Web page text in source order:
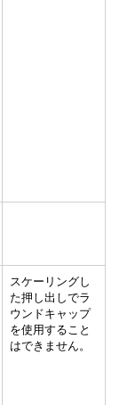
スケーリングし
た押し出しでラ
ウンドキャップ
を使用すること
はできません。